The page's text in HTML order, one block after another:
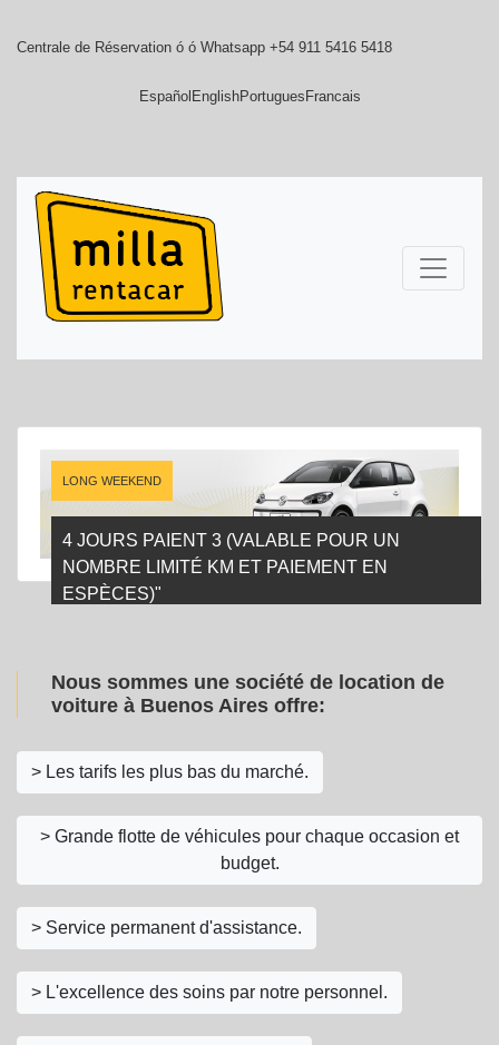
Centrale de Réservation ó ó Whatsapp +54 911 5416 5418
Español EnglishPortugues Francais
LONG WEEKEND
4 JOURS PAIENT 3 (VALABLE POUR UN
NOMBRE LIMITÉ KM ET PAIEMENT EN
ESPÈCES)"
Nous sommes une société de location de
voiture à Buenos Aires offre:
> Les tarifs les plus bas du marché.
> Grande flotte de véhicules pour chaque occasion et
budget.
> Service permanent d'assistance.
> L'excellence des soins par notre personnel.